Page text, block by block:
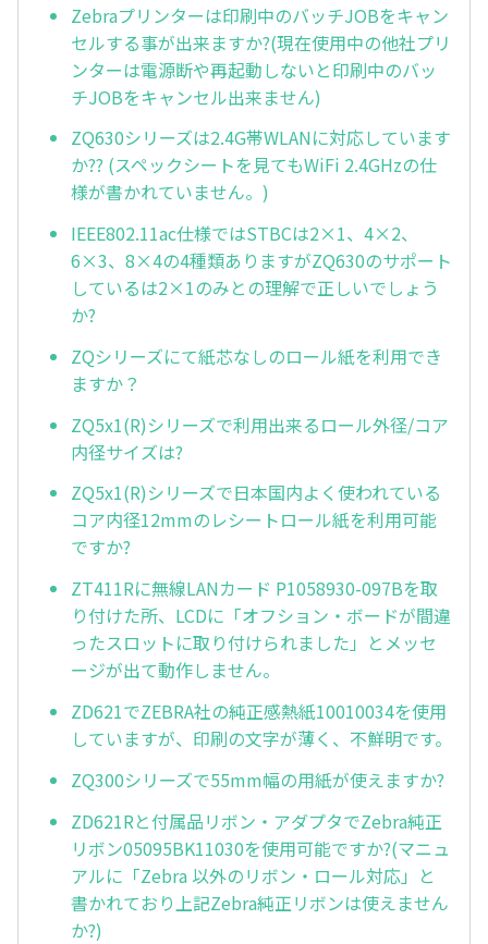
Zebraプリンターは印刷中のバッチJOBをキャン
セルする事が出来ますか?(現在使用中の他社プリ
ンターは電源断や再起動しないと印刷中のバッ
チJOBをキャンセル出来ません)
ZQ630シリーズは2.4G帯WLANに対応しています
か?? (スペックシートを見てもWiFi 2.4GHzの仕
様が書かれていません。)
IEEE802.11ac仕様ではSTBCは2×1、4×2、
6×3、8×4の4種類ありますがZQ630のサポート
しているは2×1のみとの理解で正しいでしょう
か?
ZQシリーズにて紙芯なしのロール紙を利用でき
ますか？
ZQ5x1(R)シリーズで利用出来るロール外径/コア
内径サイズは?
ZQ5x1(R)シリーズで日本国内よく使われている
コア内径12mmのレシートロール紙を利用可能
ですか?
ZT411Rに無線LANカード P1058930-097Bを取
り付けた所、LCDに「オフション・ボードが間違
ったスロットに取り付けられました」とメッセ
ージが出て動作しません。
ZD621でZEBRA社の純正感熱紙10010034を使用
していますが、印刷の文字が薄く、不鮮明です。
ZQ300シリーズで55mm幅の用紙が使えますか?
ZD621Rと付属品リボン・アダプタでZebra純正
リボン05095BK11030を使用可能ですか?(マニュ
アルに「Zebra 以外のリボン・ロール対応」と
書かれており上記Zebra純正リボンは使えません
か?)